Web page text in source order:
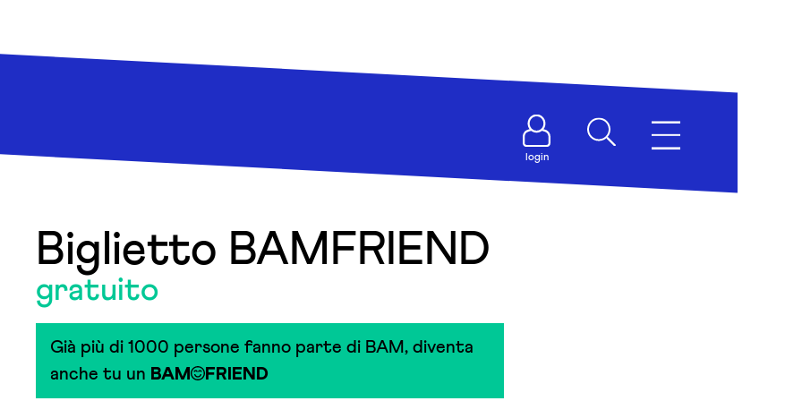
login
Biglietto BAMFRIEND
gratuito
Già più di 1000 persone fanno parte di BAM, diventa
anche tu un BAM FRIEND